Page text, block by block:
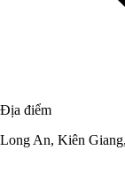
Địa điểm
Long An, Kiên